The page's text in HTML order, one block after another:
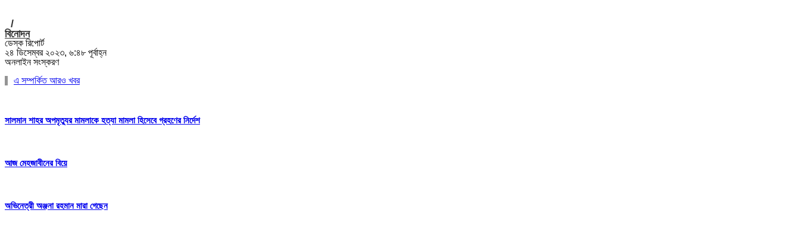
/
বিনোদন
ডেস্ক রিপোর্ট
২৪ ডিসেম্বর ২০২৩, ৬:৪৮ পূর্বাহ্ন
অনলাইন সংস্করণ
এ সম্পর্কিত আরও খবর
সালমান শাহর অপমৃত্যুর মামলাকে হত্যা মামলা হিসেবে গ্রহণের নির্দেশ
আজ মেহজাবীনের বিয়ে
অভিনেত্রী অঞ্জনা রহমান মারা গেছেন